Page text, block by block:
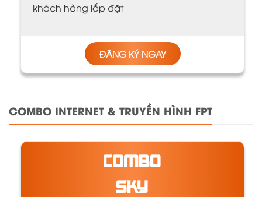
khách hàng lắp đặt
ĐĂNG KÝ NGAY
COMBO INTERNET & TRUYỀN HÌNH FPT
COMBO
SKY